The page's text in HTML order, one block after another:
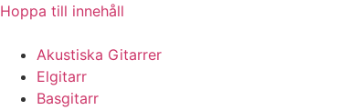
Hoppa till innehåll
Akustiska Gitarrer
Elgitarr
Basgitarr